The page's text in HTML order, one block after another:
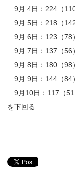
9月 4日：224（
9月 5日：218（142
9月 6日：123（78
9月 7日：137（56）
9月 8日：180（98
9月 9日：144（84
9月10日：117（51
を下回る
.